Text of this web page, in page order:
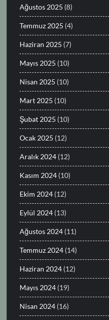
Ağustos 2025 (8)
Temmuz 2025 (4)
Haziran 2025 (7)
Mayıs 2025 (10)
Nisan 2025 (10)
Mart 2025 (10)
Şubat 2025 (10)
Ocak 2025 (12)
Aralık 2024 (12)
Kasım 2024 (10)
Ekim 2024 (12)
Eylül 2024 (13)
Ağustos 2024 (11)
Temmuz 2024 (14)
Haziran 2024 (12)
Mayıs 2024 (19)
Nisan 2024 (16)